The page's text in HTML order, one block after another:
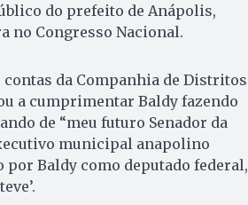
do prefeito de Anápolis,
no Congresso Nacional.
da Companhia de Distritos
a cumprimentar Baldy fazendo
de “meu futuro Senador da
municipal anapolino
Baldy como deputado federal,